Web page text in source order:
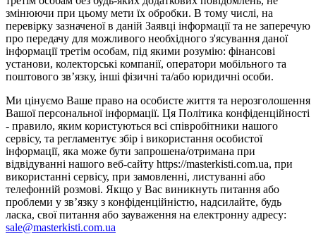
змінюючи при цьому мети їх обробки. В тому числі, на
перевірку зазначеної в даній Заявці інформації та не заперечую
про передачу для можливого необхідного з'ясування даної
інформації третім особам, під якими розумію: фінансові
установи, колекторські компанії, оператори мобільного та
поштового зв’язку, інші фізичні та/або юридичні особи.
Ми цінуємо Ваше право на особисте життя та нерозголошення
Вашої персональної інформації. Ця Політика конфіденційності
- правило, яким користуються всі співробітники нашого
сервісу, та регламентує збір і використання особистої
інформації, яка може бути запрошена/отримана при
відвідуванні нашого веб-сайту https://masterkisti.com.ua, при
використанні сервісу, при замовленні, листуванні або
телефонній розмові. Якщо у Вас виникнуть питання або
проблеми у зв’язку з конфіденційністю, надсилайте, будь
ласка, свої питання або зауваження на електронну адресу:
sale@masterkisti.com.ua